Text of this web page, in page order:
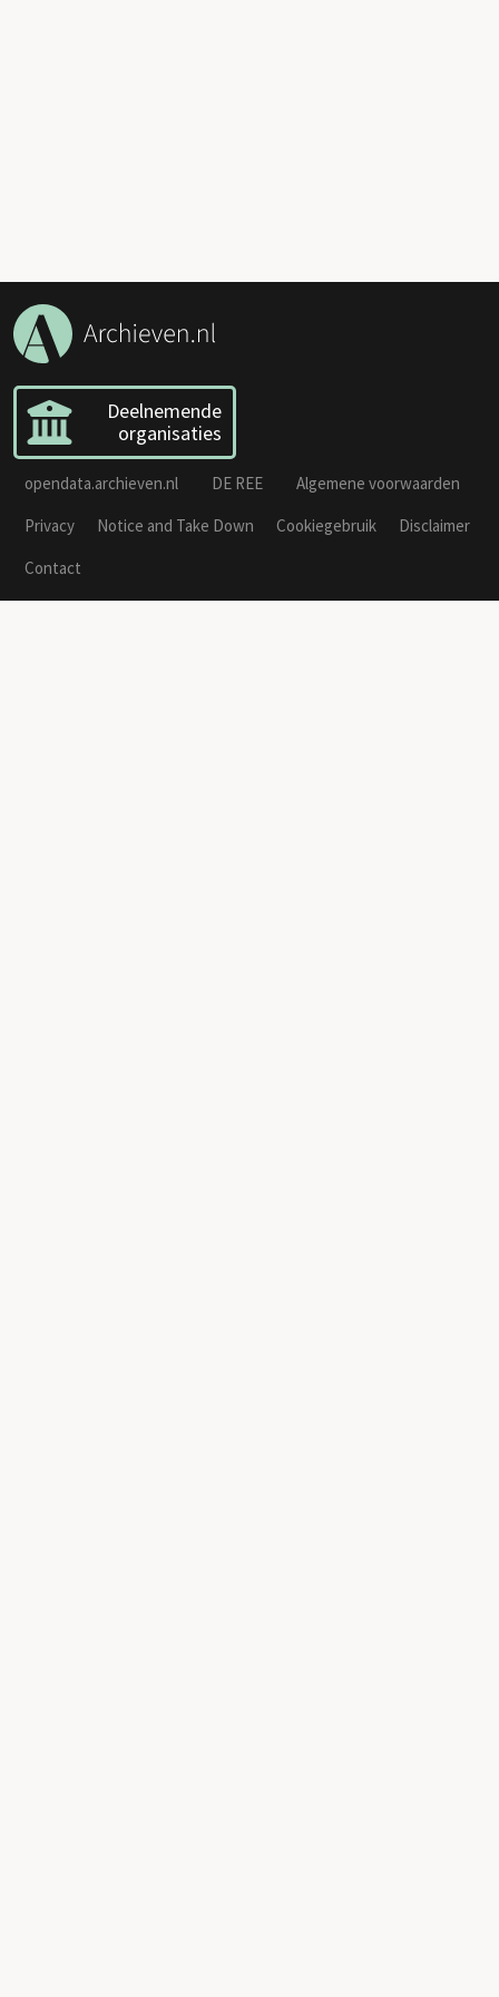
Deelnemende
organisaties
opendata.archieven.nl DE REE
Algemene voorwaarden
Privacy
Notice and Take Down Cookiegebruik
Disclaimer
Contact